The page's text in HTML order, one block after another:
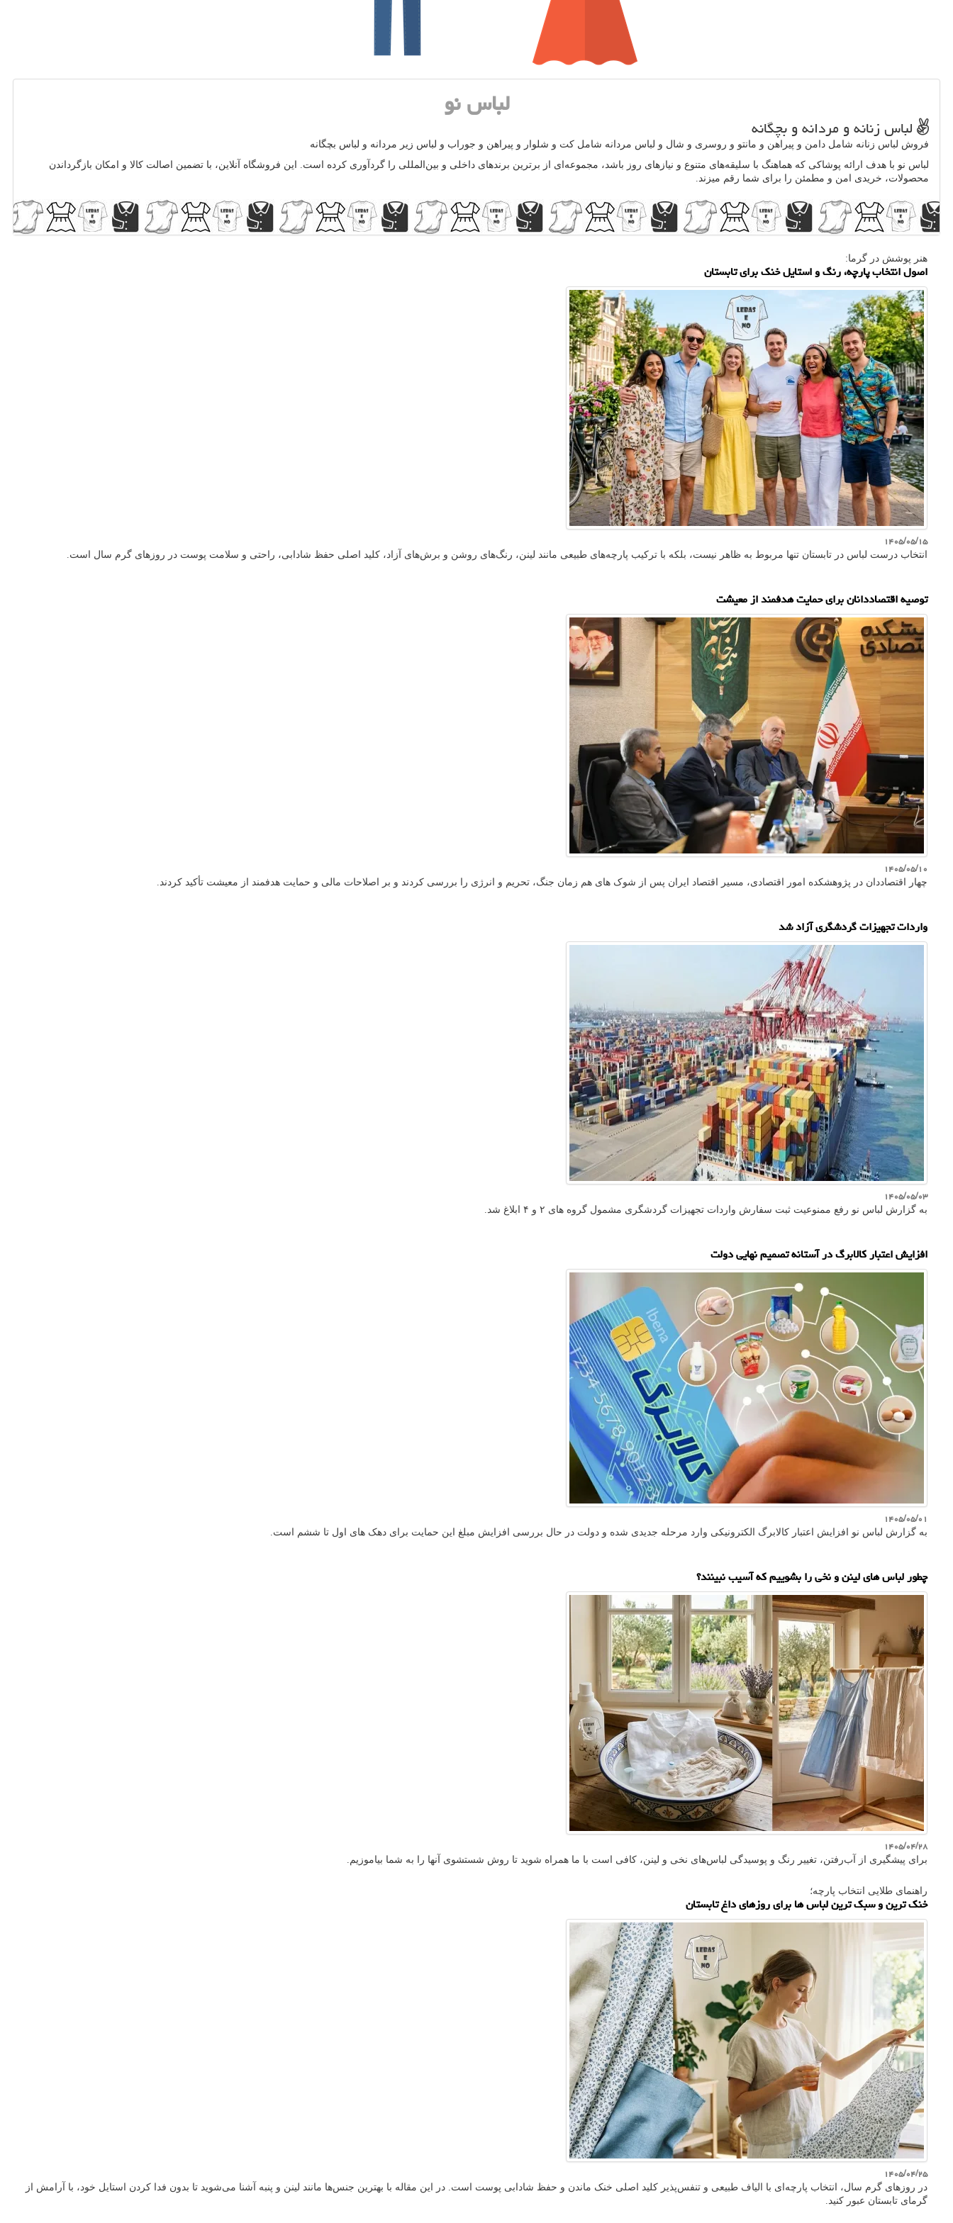
لباس نو
لباس زنانه و مردانه و بچگانه
فروش لباس زنانه شامل دامن و پیراهن و مانتو و روسری و شال و لباس مردانه شامل كت و شلوار و پیراهن و جوراب و لباس زیر مردانه و لباس بچگانه
لباس نو با هدف ارائه پوشاکی که هماهنگ با سلیقه‌های متنوع و نیازهای روز باشد، مجموعه‌ای از برترین برندهای داخلی و بین‌المللی را گردآوری کرده است. این فروشگاه آنلاین، با تضمین اصالت کالا و امکان بازگرداندن
محصولات، خریدی امن و مطمئن را برای شما رقم میزند.
هنر پوشش در گرما:
اصول انتخاب پارچه، رنگ و استایل خنک برای تابستان
۱۴۰۵/۰۵/۱۵
انتخاب درست لباس در تابستان تنها مربوط به ظاهر نیست، بلکه با ترکیب پارچه‌های طبیعی مانند لینن، رنگ‌های روشن و برش‌های آزاد، کلید اصلی حفظ شادابی، راحتی و سلامت پوست در روزهای گرم سال است.
توصیه اقتصاددانان برای حمایت هدفمند از معیشت
۱۴۰۵/۰۵/۱۰
چهار اقتصاددان در پژوهشکده امور اقتصادی، مسیر اقتصاد ایران پس از شوک های هم زمان جنگ، تحریم و انرژی را بررسی کردند و بر اصلاحات مالی و حمایت هدفمند از معیشت تأکید کردند.
واردات تجهیزات گردشگری آزاد شد
۱۴۰۵/۰۵/۰۳
به گزارش لباس نو رفع ممنوعیت ثبت سفارش واردات تجهیزات گردشگری مشمول گروه های ۲ و ۴ ابلاغ شد.
افزایش اعتبار کالابرگ در آستانه تصمیم نهایی دولت
۱۴۰۵/۰۵/۰۱
به گزارش لباس نو افزایش اعتبار کالابرگ الکترونیکی وارد مرحله جدیدی شده و دولت در حال بررسی افزایش مبلغ این حمایت برای دهک های اول تا ششم است.
چطور لباس های لینن و نخی را بشوییم که آسیب نبینند؟
۱۴۰۵/۰۴/۲۸
برای پیشگیری از آب‌رفتن، تغییر رنگ و پوسیدگی لباس‌های نخی و لینن، کافی است با ما همراه شوید تا روش شستشوی آنها را به شما بیاموزیم.
راهنمای طلایی انتخاب پارچه؛
خنک ترین و سبک ترین لباس ها برای روزهای داغ تابستان
۱۴۰۵/۰۴/۲۵
در روزهای گرم سال، انتخاب پارچه‌ای با الیاف طبیعی و تنفس‌پذیر کلید اصلی خنک ماندن و حفظ شادابی پوست است. در این مقاله با بهترین جنس‌ها مانند لینن و پنبه آشنا می‌شوید تا بدون فدا کردن استایل خود، با آرامش از
گرمای تابستان عبور کنید.